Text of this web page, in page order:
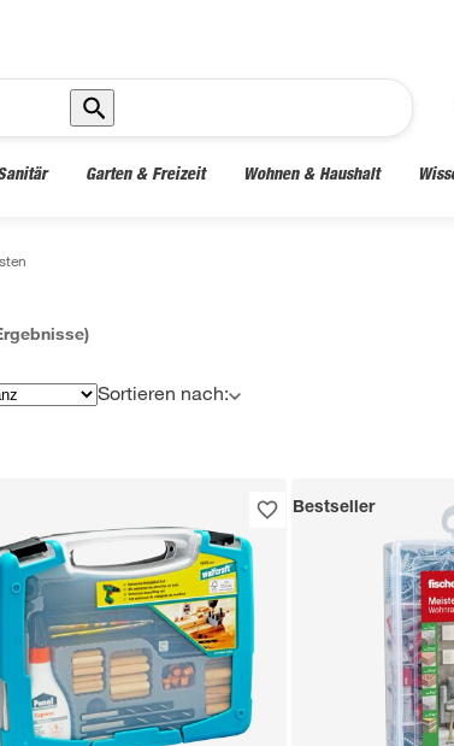
Garten & Freizeit Wohnen & Haushalt
Sortieren nach:
Bestseller